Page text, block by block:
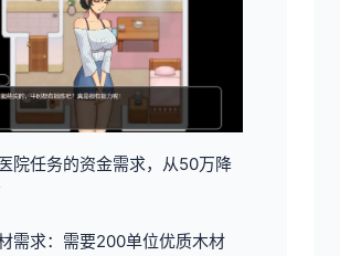
院任务的资金需求，从50万降
需求：需要200单位优质木材